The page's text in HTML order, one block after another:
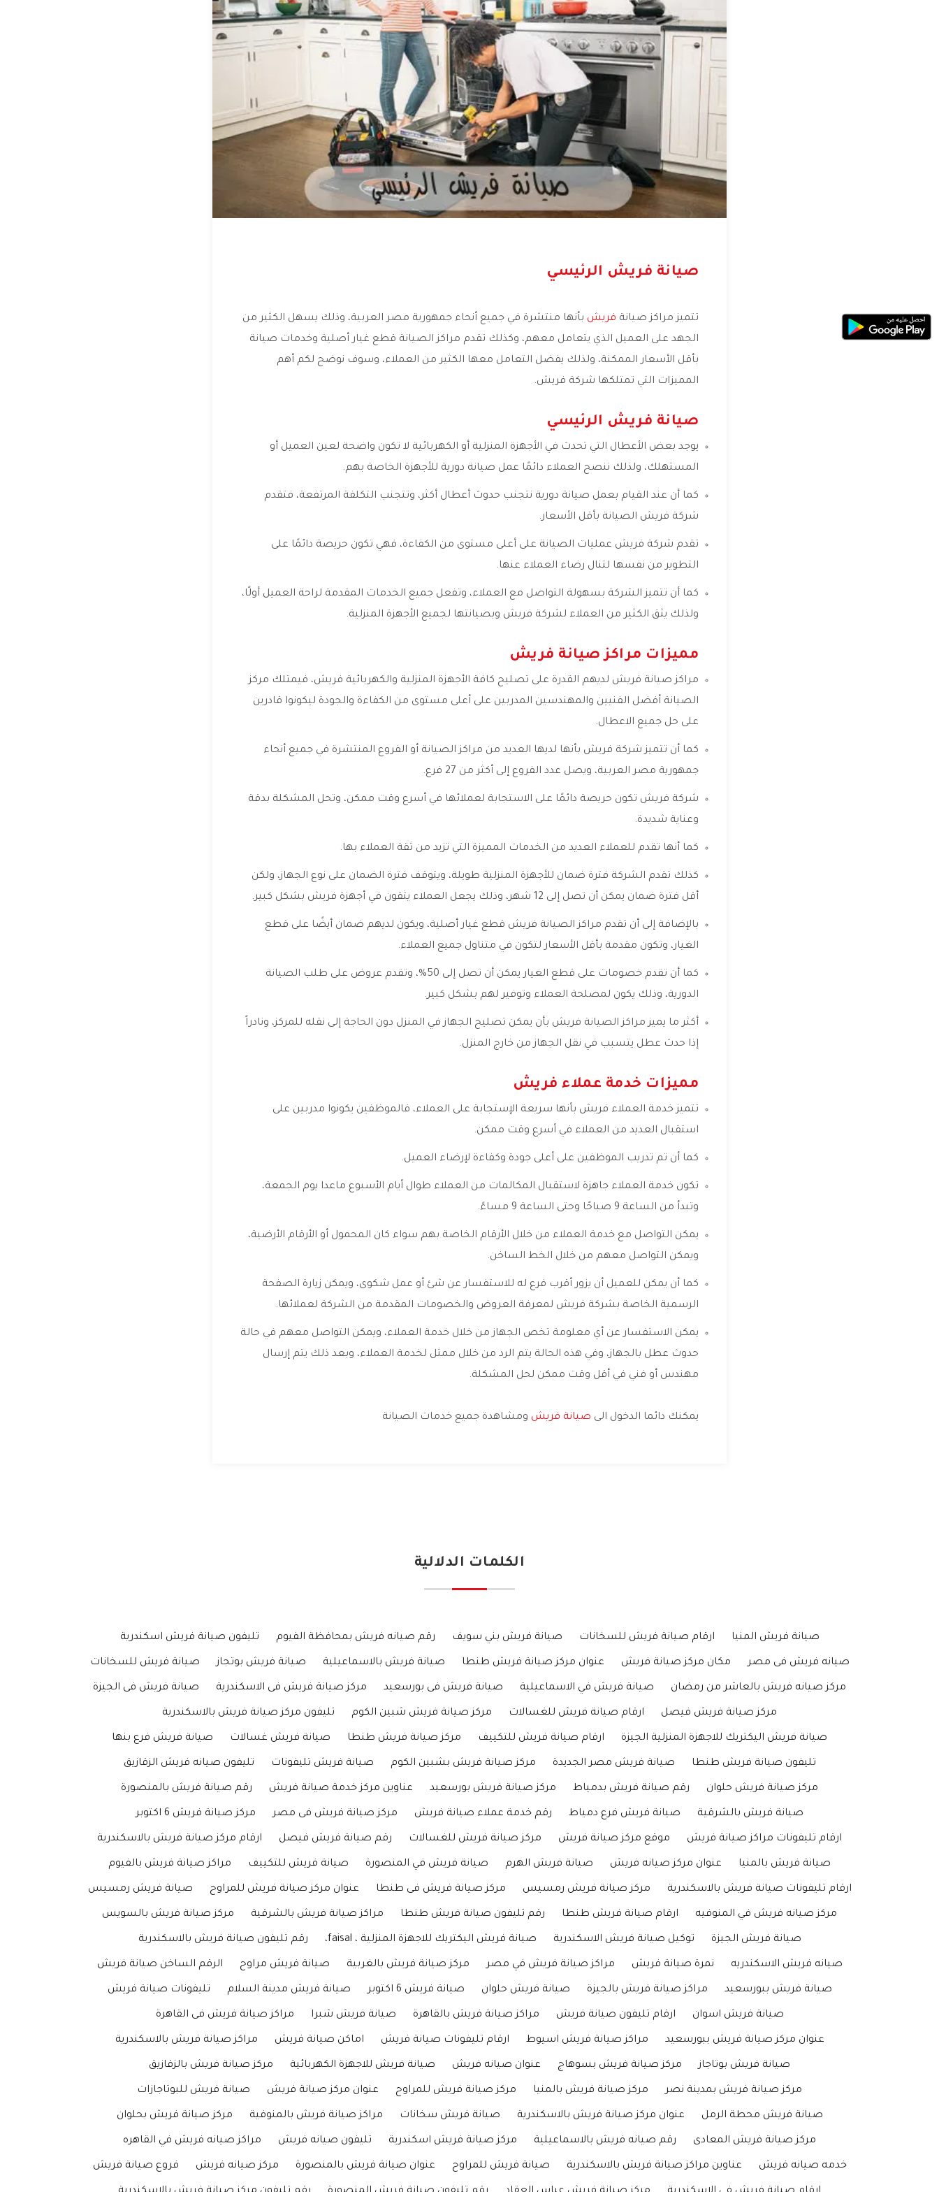
صيانة فريش الرئيسي
تتميز مراكز صيانة فريش بأنها منتشرة في جميع أنحاء جمهورية مصر العربية، وذلك يسهل الكثير من
الجهد على العميل الذي يتعامل معهم، وكذلك تقدم مراكز الصيانة قطع غيار أصلية وخدمات صيانة
بأقل الأسعار الممكنة، ولذلك يفضل التعامل معها الكثير من العملاء، وسوف نوضح لكم أهم
المميزات التي تمتلكها شركة فريش.
صيانة فريش الرئيسي
يوجد بعض الأعطال التي تحدث في الأجهزة المنزلية أو الكهربائية لا تكون واضحة لعين العميل أو
المستهلك، ولذلك ننصح العملاء دائمًا عمل صيانة دورية للأجهزة الخاصة بهم.
كما أن عند القيام بعمل صيانة دورية نتجنب حدوث أعطال أكثر، وتتجنب التكلفة المرتفعة، فتقدم
شركة فريش الصيانة بأقل الأسعار.
تقدم شركة فريش عمليات الصيانة على أعلى مستوى من الكفاءة، فهي تكون حريصة دائمًا على
التطوير من نفسها لتنال رضاء العملاء عنها.
كما أن تتميز الشركة بسهولة التواصل مع العملاء، وتفعل جميع الخدمات المقدمة لراحة العميل أولًا،
ولذلك يثق الكثير من العملاء لشركة فريش وبصيانتها لجميع الأجهزة المنزلية.
مميزات مراكز صيانة فريش
مراكز صيانة فريش لديهم القدرة على تصليح كافة الأجهزة المنزلية والكهربائية فريش، فيمتلك مركز
الصيانة أفضل الفنيين والمهندسين المدربين على أعلى مستوى من الكفاءة والجودة ليكونوا قادرين
على حل جميع الاعطال.
كما أن تتميز شركة فريش بأنها لديها العديد من مراكز الصيانة أو الفروع المنتشرة في جميع أنحاء
جمهورية مصر العربية، ويصل عدد الفروع إلى أكثر من 27 فرع.
شركة فريش تكون حريصة دائمًا على الاستجابة لعملائها في أسرع وقت ممكن، وتحل المشكلة بدقة
وعناية شديدة.
كما أنها تقدم للعملاء العديد من الخدمات المميزة التي تزيد من ثقة العملاء بها.
كذلك تقدم الشركة فترة ضمان للأجهزة المنزلية طويلة، ويتوقف فترة الضمان على نوع الجهاز، ولكن
أقل فترة ضمان يمكن أن تصل إلى 12 شهر، وذلك يجعل العملاء يثقون في أجهزة فريش بشكل كبير.
بالإضافة إلى أن تقدم مراكز الصيانة فريش قطع غيار أصلية، ويكون لديهم ضمان أيضًا على قطع
الغيار، وتكون مقدمة بأقل الأسعار لتكون في متناول جميع العملاء.
كما أن تقدم خصومات على قطع الغيار يمكن أن تصل إلى 50%، وتقدم عروض على طلب الصيانة
الدورية، وذلك يكون لمصلحة العملاء وتوفير لهم بشكل كبير.
أكثر ما يميز مراكز الصيانة فريش بأن يمكن تصليح الجهاز في المنزل دون الحاجة إلى نقله للمركز، ونادراً
إذا حدث عطل يتسبب في نقل الجهاز من خارج المنزل.
مميزات خدمة عملاء فريش
تتميز خدمة العملاء فريش بأنها سريعة الإستجابة على العملاء، فالموظفين يكونوا مدربين على
استقبال العديد من العملاء في أسرع وقت ممكن.
كما أن تم تدريب الموظفين على أعلى جودة وكفاءة لإرضاء العميل.
تكون خدمة العملاء جاهزة لاستقبال المكالمات من العملاء طوال أيام الأسبوع ماعدا يوم الجمعة،
وتبدأ من الساعة 9 صباحًا وحتى الساعة 9 مساءً.
يمكن التواصل مع خدمة العملاء من خلال الأرقام الخاصة بهم سواء كان المحمول أو الأرقام الأرضية،
ويمكن التواصل معهم من خلال الخط الساخن.
كما أن يمكن للعميل أن يزور أقرب فرع له للاستفسار عن شئ أو عمل شكوى، ويمكن زيارة الصفحة
الرسمية الخاصة بشركة فريش لمعرفة العروض والخصومات المقدمة من الشركة لعملائها.
يمكن الاستفسار عن أي معلومة تخص الجهاز من خلال خدمة العملاء، ويمكن التواصل معهم في حالة
حدوث عطل بالجهاز، وفي هذه الحالة يتم الرد من خلال ممثل لخدمة العملاء، وبعد ذلك يتم إرسال
مهندس أو فني في أقل وقت ممكن لحل المشكلة.
يمكنك دائما الدخول الى صيانة فريش ومشاهدة جميع خدمات الصيانة
الكلمات الدلالية
صيانة فريش المنيا ارقام صيانة فريش للسخانات صيانة فريش بني سويف رقم صيانه فريش بمحافظة الفيوم تليفون صيانة فريش اسكندرية
صيانه فريش فى مصر مكان مركز صيانة فريش عنوان مركز صيانة فريش طنطا صيانة فريش بالاسماعيلية صيانة فريش بوتجاز صيانة فريش للسخانات
مركز صيانه فريش بالعاشر من رمضان صيانة فريش في الاسماعيلية صيانة فريش فى بورسعيد مركز صيانة فريش فى الاسكندرية صيانة فريش فى الجيزة
مركز صيانة فريش فيصل ارقام صيانة فريش للغسالات مركز صيانة فريش شبين الكوم تليفون مركز صيانة فريش بالاسكندرية
صيانة فريش اليكتريك للاجهزة المنزلية الجيزة ارقام صيانة فريش للتكييف مركز صيانة فريش طنطا صيانة فريش غسالات صيانة فريش فرع بنها
تليفون صيانة فريش طنطا صيانة فريش مصر الجديدة مركز صيانة فريش بشبين الكوم صيانة فريش تليفونات تليفون صيانه فريش الزقازيق
مركز صيانة فريش حلوان رقم صيانة فريش بدمياط مركز صيانة فريش بورسعيد عناوين مركز خدمة صيانة فريش رقم صيانة فريش بالمنصورة
صيانة فريش بالشرقية صيانة فريش فرع دمياط رقم خدمة عملاء صيانة فريش مركز صيانة فريش فى مصر مركز صيانة فريش 6 اكتوبر
ارقام تليفونات مراكز صيانة فريش موقع مركز صيانة فريش مركز صيانة فريش للغسالات رقم صيانة فريش فيصل ارقام مركز صيانة فريش بالاسكندرية
صيانة فريش بالمنيا عنوان مركز صيانه فريش صيانة فريش الهرم صيانة فريش في المنصورة صيانة فريش للتكييف مراكز صيانة فريش بالفيوم
ارقام تليفونات صيانة فريش بالاسكندرية مركز صيانة فريش رمسيس مركز صيانة فريش فى طنطا عنوان مركز صيانة فريش للمراوح صيانة فريش رمسيس
مركز صيانه فريش في المنوفيه ارقام صيانة فريش طنطا رقم تليفون صيانة فريش طنطا مراكز صيانة فريش بالشرقية مركز صيانة فريش بالسويس
صيانة فريش الجيزة توكيل صيانة فريش الاسكندرية صيانة فريش اليكتريك للاجهزة المنزلية ، faisal، رقم تليفون صيانة فريش بالاسكندرية
صيانه فريش الاسكندريه نمرة صيانة فريش مراكز صيانة فريش في مصر مركز صيانة فريش بالغربية صيانة فريش مراوح الرقم الساخن صيانة فريش
صيانة فريش ببورسعيد مراكز صيانة فريش بالجيزة صيانة فريش حلوان صيانة فريش 6 اكتوبر صيانة فريش مدينة السلام تليفونات صيانة فريش
صيانة فريش اسوان ارقام تليفون صيانة فريش مراكز صيانة فريش بالقاهرة صيانة فريش شبرا مراكز صيانة فريش فى القاهرة
عنوان مركز صيانة فريش ببورسعيد مراكز صيانة فريش اسيوط ارقام تليفونات صيانة فريش اماكن صيانة فريش مراكز صيانة فريش بالاسكندرية
صيانة فريش بوتاجاز مركز صيانة فريش بسوهاج عنوان صيانه فريش صيانة فريش للاجهزة الكهربائية مركز صيانة فريش بالزقازيق
مركز صيانة فريش بمدينة نصر مركز صيانة فريش بالمنيا مركز صيانة فريش للمراوح عنوان مركز صيانة فريش صيانة فريش للبوتاجازات
صيانة فريش محطة الرمل عنوان مركز صيانة فريش بالاسكندرية صيانة فريش سخانات مراكز صيانة فريش بالمنوفية مركز صيانة فريش بحلوان
مركز صيانة فريش المعادى رقم صيانه فريش بالاسماعيلية مركز صيانة فريش اسكندرية تليفون صيانه فريش مراكز صيانه فريش في القاهره
خدمه صيانه فريش عناوين مراكز صيانة فريش بالاسكندرية صيانة فريش للمراوح عنوان صيانة فريش بالمنصورة مركز صيانه فريش فروع صيانة فريش